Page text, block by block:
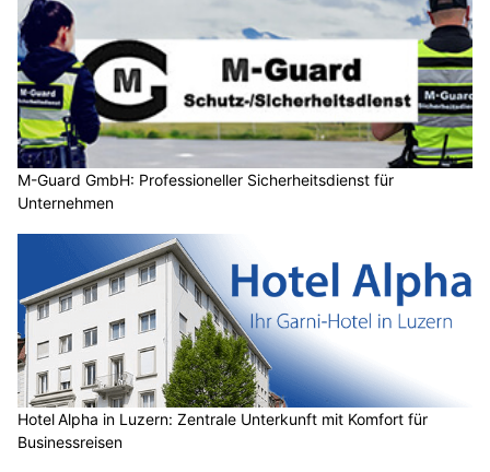
M-Guard GmbH: Professioneller Sicherheitsdienst für
Unternehmen
Hotel Alpha in Luzern: Zentrale Unterkunft mit Komfort für
Businessreisen